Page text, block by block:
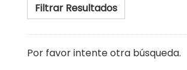
Filtrar Resultados
Por favor intente otra búsqueda.